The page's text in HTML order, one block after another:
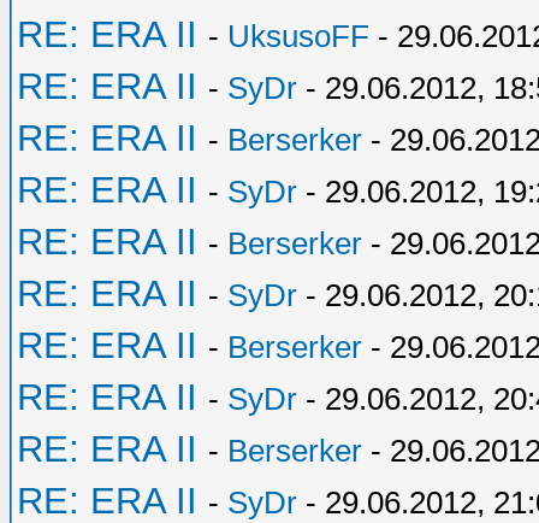
RE: ERA II - UksusoFF -
RE: ERA II - SyDr - 29.06.2012,
RE: ERA II - Berserker -
RE: ERA II - SyDr - 29.06.2012,
RE: ERA II - Berserker -
RE: ERA II - SyDr - 29.06.2012,
RE: ERA II - Berserker -
RE: ERA II - SyDr - 29.06.2012,
RE: ERA II - Berserker -
RE: ERA II - SyDr - 29.06.2012,